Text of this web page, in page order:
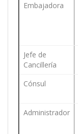
Embajadora
Jefe de
Cancillería
Cónsul
Administrador